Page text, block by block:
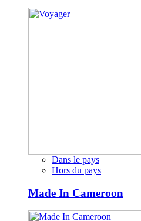
Dans le pays
Hors du pays
Made In Cameroon